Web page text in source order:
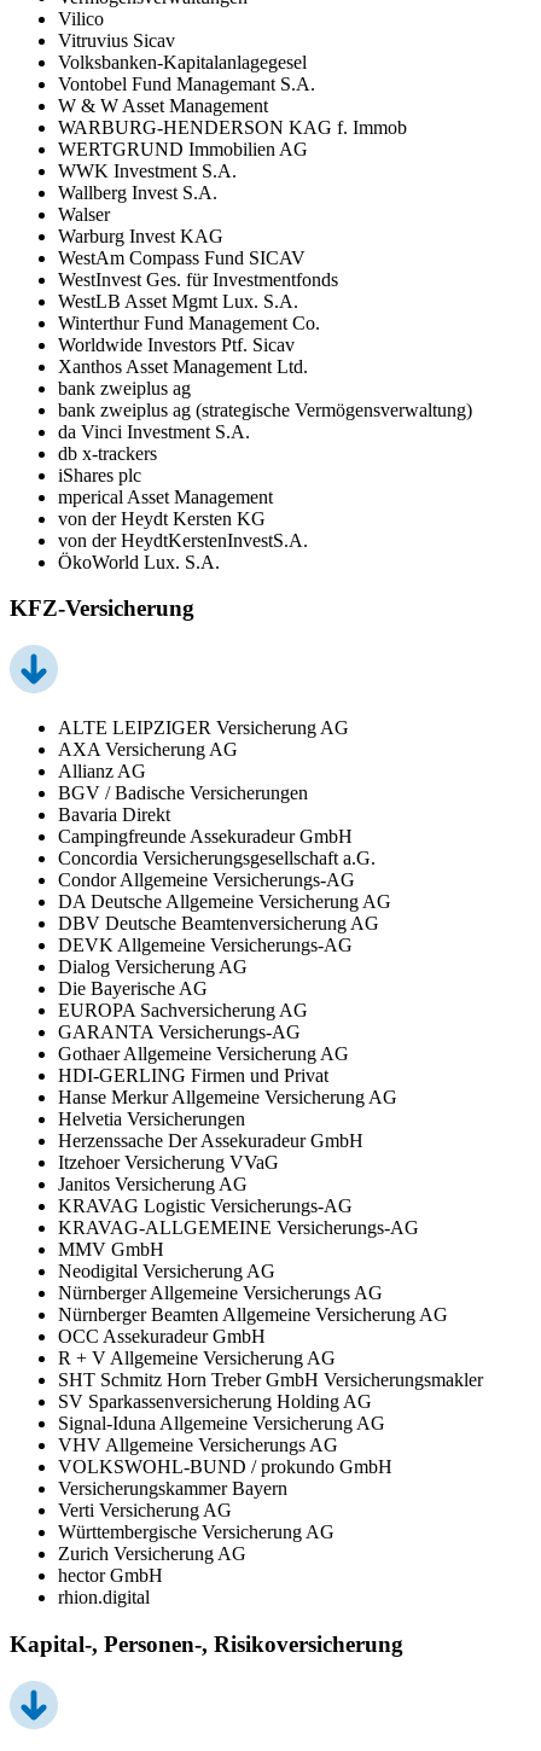
Vilico
Vitruvius Sicav
Volksbanken-Kapitalanlagegesel
Vontobel Fund Managemant S.A.
W & W Asset Management
WARBURG-HENDERSON KAG f. Immob
WERTGRUND Immobilien AG
WWK Investment S.A.
Wallberg Invest S.A.
Walser
Warburg Invest KAG
WestAm Compass Fund SICAV
WestInvest Ges. für Investmentfonds
WestLB Asset Mgmt Lux. S.A.
Winterthur Fund Management Co.
Worldwide Investors Ptf. Sicav
Xanthos Asset Management Ltd.
bank zweiplus ag
bank zweiplus ag (strategische Vermögensverwaltung)
da Vinci Investment S.A.
db x-trackers
iShares plc
mperical Asset Management
von der Heydt Kersten KG
von der HeydtKerstenInvestS.A.
ÖkoWorld Lux. S.A.
KFZ-Versicherung
ALTE LEIPZIGER Versicherung AG
AXA Versicherung AG
Allianz AG
BGV / Badische Versicherungen
Bavaria Direkt
Campingfreunde Assekuradeur GmbH
Concordia Versicherungsgesellschaft a.G.
Condor Allgemeine Versicherungs-AG
DA Deutsche Allgemeine Versicherung AG
DBV Deutsche Beamtenversicherung AG
DEVK Allgemeine Versicherungs-AG
Dialog Versicherung AG
Die Bayerische AG
EUROPA Sachversicherung AG
GARANTA Versicherungs-AG
Gothaer Allgemeine Versicherung AG
HDI-GERLING Firmen und Privat
Hanse Merkur Allgemeine Versicherung AG
Helvetia Versicherungen
Herzenssache Der Assekuradeur GmbH
Itzehoer Versicherung VVaG
Janitos Versicherung AG
KRAVAG Logistic Versicherungs-AG
KRAVAG-ALLGEMEINE Versicherungs-AG
MMV GmbH
Neodigital Versicherung AG
Nürnberger Allgemeine Versicherungs AG
Nürnberger Beamten Allgemeine Versicherung AG
OCC Assekuradeur GmbH
R + V Allgemeine Versicherung AG
SHT Schmitz Horn Treber GmbH Versicherungsmakler
SV Sparkassenversicherung Holding AG
Signal-Iduna Allgemeine Versicherung AG
VHV Allgemeine Versicherungs AG
VOLKSWOHL-BUND / prokundo GmbH
Versicherungskammer Bayern
Verti Versicherung AG
Württembergische Versicherung AG
Zurich Versicherung AG
hector GmbH
rhion.digital
Kapital-, Personen-, Risikoversicherung